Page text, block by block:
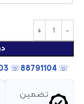
☏ 88791104
☏ 88791103
تضمین